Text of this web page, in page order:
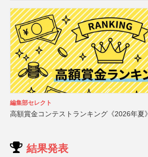
編集部セレクト
高額賞金コンテストランキング《2026年夏》
結果発表